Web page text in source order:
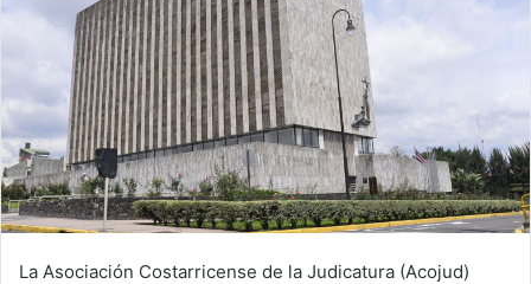
La Asociación Costarricense de la Judicatura (Acojud)